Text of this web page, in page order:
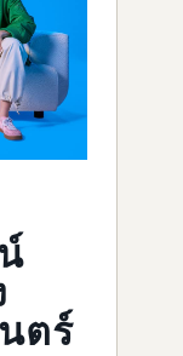
ตร์